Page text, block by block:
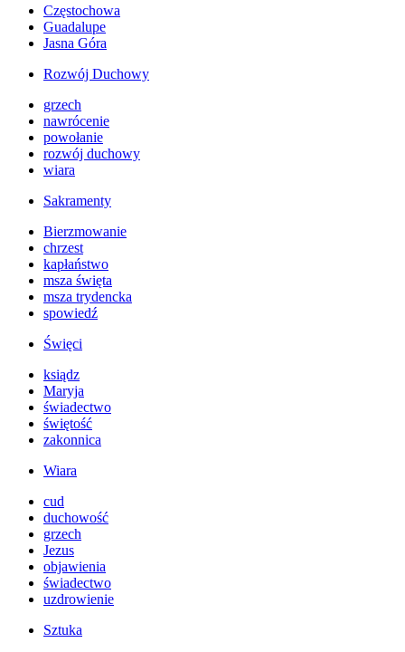
Częstochowa
Guadalupe
Jasna Góra
Rozwój Duchowy
grzech
nawrócenie
powołanie
rozwój duchowy
wiara
Sakramenty
Bierzmowanie
chrzest
kapłaństwo
msza święta
msza trydencka
spowiedź
Święci
ksiądz
Maryja
świadectwo
świętość
zakonnica
Wiara
cud
duchowość
grzech
Jezus
objawienia
świadectwo
uzdrowienie
Sztuka